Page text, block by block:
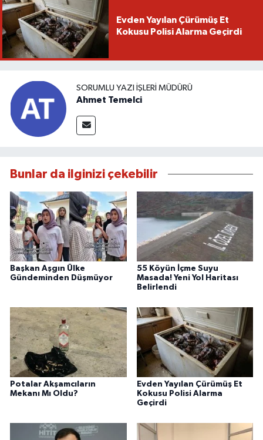
Evden Yayılan Çürümüş Et
Kokusu Polisi Alarma Geçirdi
SORUMLU YAZI İŞLERI MÜDÜRÜ
Ahmet Temelci
Bunlar da ilginizi çekebilir
Başkan Aşgın Ülke
Gündeminden Düşmüyor
55 Köyün İçme Suyu
Masada! Yeni Yol Haritası
Belirlendi
Potalar Akşamcıların
Mekanı Mı Oldu?
Evden Yayılan Çürümüş Et
Kokusu Polisi Alarma
Geçirdi